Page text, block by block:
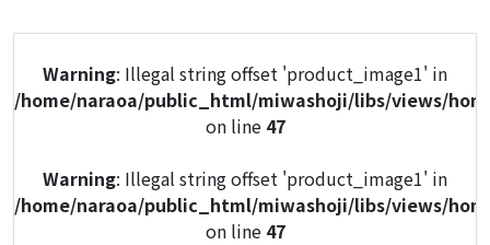
Warning: Illegal string offset 'product_image1' in
/home/naraoa/public_html/miwashoji/libs/views/
on line 47
Warning: Illegal string offset 'product_image1' in
/home/naraoa/public_html/miwashoji/libs/views/
on line 47